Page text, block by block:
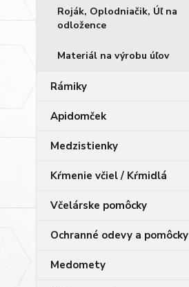
Roják, Oplodniačik, Úľ na
odložence
Materiál na výrobu úľov
Rámiky
Apidomček
Medzistienky
Kŕmenie včiel / Kŕmidlá
Včelárske pomôcky
Ochranné odevy a pomôcky
Medomety